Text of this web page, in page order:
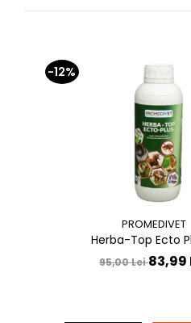
-12%
PROMEDIVET
Herba-Top Ecto
95,00 Lei83,99